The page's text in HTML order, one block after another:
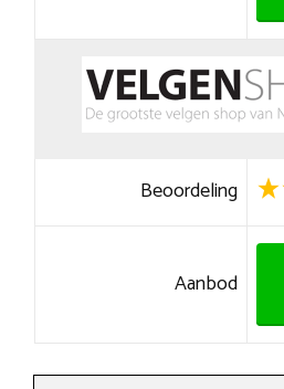
Beoordeling
Aanbod